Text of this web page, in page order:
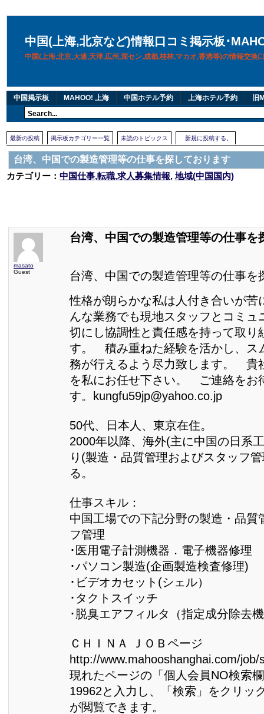
中国(上海,北京など)情報口コミ掲示板･
中国(上海,北京,大連,天津,広州,深セン,成都,桂林,マカオ,香港等)の情報交換
中国掲示板 MAHOO! 上海 中国ホテル予約 上海ホテル予約 旧
最新の投稿 掲示板カテゴリー一覧 未読のトピックス 新規に投稿する。
台湾、中国での製造管理等の仕事を探しております
カテゴリー： 中国仕事,転職,求人募集情報,地域(中国国内)
masato
Guest
台湾、中国での製造管理等の仕事を
台湾、中国での製造管理等の仕事を
性格が朗らかな私は人付き合いが苦
んな業務でも現地スタッフとコミュ
切にし協調性と責任感を持って取り
す。 積み重ねた経験を活かし、ス
務が行えるよう尽力致します。 貴
を私にお任せ下さい。 ご連絡をお
す。kungfu59jp@yahoo.co.jp
50代、日本人、東京在住。
2000年以降、海外(主に中国の日系
り(製造・品質管理およびスタッフ
る。
仕事スキル：
中国工場での下記分野の製造・品質
フ管理
･医用電子計測機器．電子機器修理
･パソコン製造(企画製造検査修理)
･ビデオカセット(シェル）
･タクトスイッチ
･脱臭エアフィルタ（指定成分除去
ＣＨＩＮＡ ＪＯＢページ
http://www.mahooshanghai.com/
現れたページの「個人会員NO検索
19962と入力し、「検索」をクリッ
が閲覧できます。